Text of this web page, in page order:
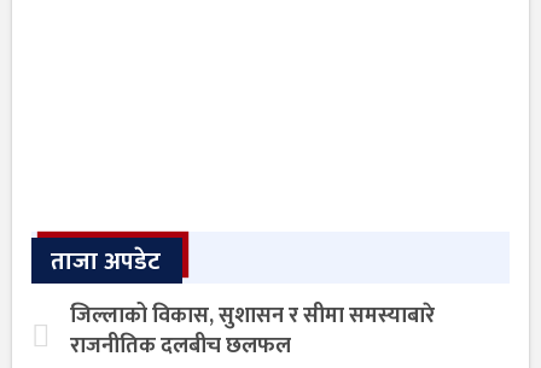
ताजा अपडेट
जिल्लाको विकास, सुशासन र सीमा समस्याबारे
राजनीतिक दलबीच छलफल